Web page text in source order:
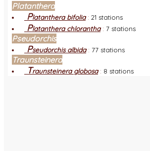
Platanthera
Platanthera bifolia: 21 stations
Platanthera chlorantha: 7 stations
Pseudorchis
Pseudorchis albida: 77 stations
Traunsteinera
Traunsteinera globosa: 8 stations